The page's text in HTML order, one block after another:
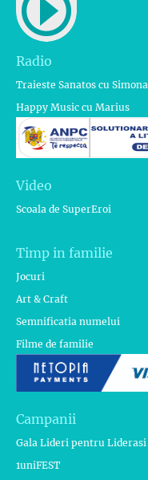
Radio
Traieste Sanatos cu Simona
Happy Music cu Marius
Video
Scoala de SuperEroi
Timp in familie
Jocuri
Art & Craft
Semnificatia numelui
Filme de familie
Campanii
Gala Lideri pentru Liderasi
1uniFEST